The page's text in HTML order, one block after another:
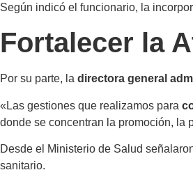
Según indicó el funcionario, la
Fortalecer la
Por su parte, la directora general
«Las gestiones que realizamos para
donde se concentran la promoción, la
Desde el Ministerio de Salud
sanitario.